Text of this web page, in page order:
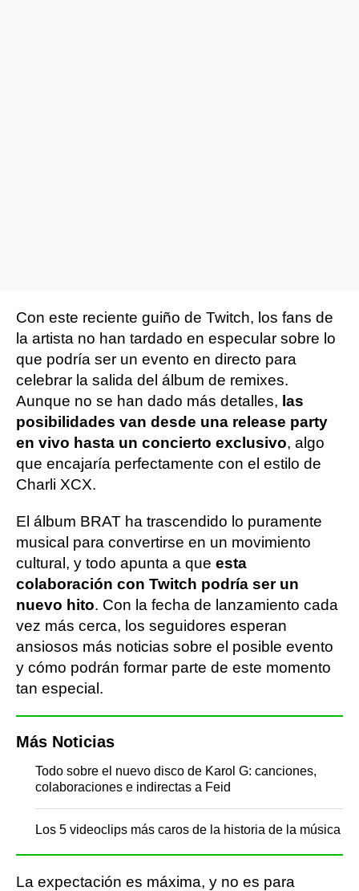
Con este reciente guiño de Twitch, los fans de
la artista no han tardado en especular sobre lo
que podría ser un evento en directo para
celebrar la salida del álbum de remixes.
Aunque no se han dado más detalles, las
posibilidades van desde una release party
en vivo hasta un concierto exclusivo, algo
que encajaría perfectamente con el estilo de
Charli XCX.
El álbum BRAT ha trascendido lo puramente
musical para convertirse en un movimiento
cultural, y todo apunta a que esta
colaboración con Twitch podría ser un
nuevo hito. Con la fecha de lanzamiento cada
vez más cerca, los seguidores esperan
ansiosos más noticias sobre el posible evento
y cómo podrán formar parte de este momento
tan especial.
Más Noticias
Todo sobre el nuevo disco de Karol G: canciones,
colaboraciones e indirectas a Feid
Los 5 videoclips más caros de la historia de la música
La expectación es máxima, y no es para